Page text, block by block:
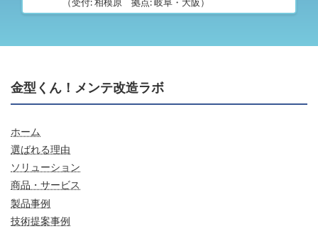
金型くん！メンテ改造ラボ
ホーム
選ばれる理由
ソリューション
商品・サービス
製品事例
技術提案事例